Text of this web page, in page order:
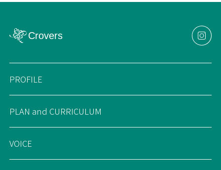
PROFILE
PLAN and CURRICULUM
VOICE